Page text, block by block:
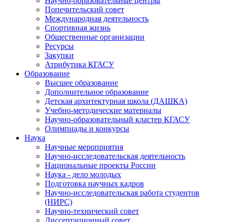
Попечительский совет
Международная деятельность
Спортивная жизнь
Общественные организации
Ресурсы
Закупки
Атрибутика КГАСУ
Образование
Высшее образование
Дополнительное образование
Детская архитектурная школа (ДАШКА)
Учебно-методические материалы
Научно-образовательный кластер КГАСУ
Олимпиады и конкурсы
Наука
Научные мероприятия
Научно-исследовательская деятельность
Национальные проекты России
Наука - дело молодых
Подготовка научных кадров
Научно-исследовательская работа студентов
(НИРС)
Научно-технический совет
Диссертационный совет